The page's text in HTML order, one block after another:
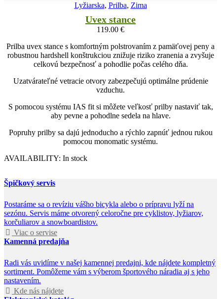
Lyžiarska, Prilba, Zima
Uvex stance
119.00 €
Prilba uvex stance s komfortným polstrovaním z pamäťovej peny a
robustnou hardshell konštrukciou znižuje riziko zranenia a zvyšuje
celkovú bezpečnosť a pohodlie počas celého dňa.
Uzatvárateľné vetracie otvory zabezpečujú optimálne prúdenie
vzduchu.
S pomocou systému IAS fit si môžete veľkosť prilby nastaviť tak,
aby pevne a pohodlne sedela na hlave.
Popruhy prilby sa dajú jednoducho a rýchlo zapnúť jednou rukou
pomocou monomatic systému.
AVAILABILITY: In stock
Špičkový servis
Postaráme sa o revíziu vášho bicykla alebo o prípravu lyží na
sezónu. Servis máme otvorený celoročne pre cyklistov, lyžiarov,
korčuliarov a snowboardistov.
Viac o servise
Kamenná predajňa
Radi vás uvidíme v našej kamennej predajni, kde nájdete kompletný
sortiment. Pomôžeme vám s výberom športového náradia aj s jeho
nastavením.
Kde nás nájdete